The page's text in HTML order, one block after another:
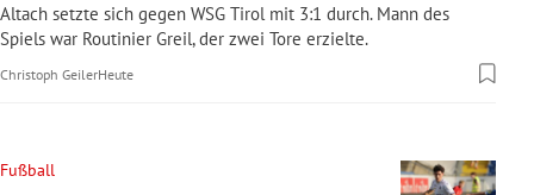
Altach setzte sich gegen WSG Tirol mit 3:1 durch. Mann des
Spiels war Routinier Greil, der zwei Tore erzielte.
Christoph GeilerHeute
Fußball